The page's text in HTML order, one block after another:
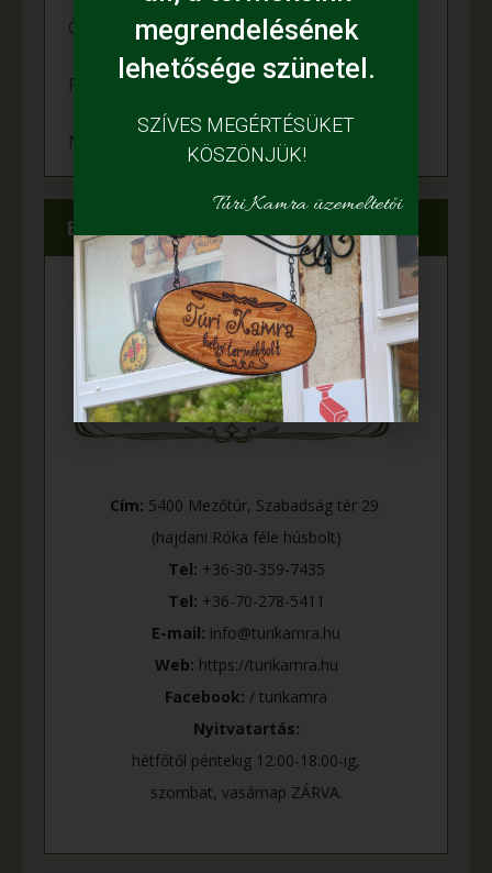
Örömünnep a Fehér tanyán
Felgyulladt a fény Murányi Éva tanyáján
Napelem került az Adamcsik tanyára
Elérhetőségeink
Cím: 5400 Mezőtúr, Szabadság tér 29.
(hajdani Róka féle húsbolt)
Tel: +36-30-359-7435
Tel: +36-70-278-5411
E-mail: info@turikamra.hu
Web: https://turikamra.hu
Facebook: / turikamra
Nyitvatartás:
hétfőtől péntekig 12:00-18:00-ig,
szombat, vasárnap ZÁRVA.
megrendelésének
lehetősége szünetel.
SZÍVES MEGÉRTÉSÜKET
KÖSZÖNJÜK!
Túri Kamra üzemeltetői